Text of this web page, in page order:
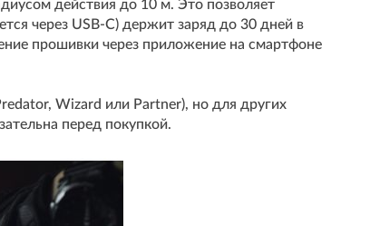
действия до 10 м. Это позволяет
через USB-C) держит заряд до 30 дней в
прошивки через приложение на смартфоне
Wizard или Partner), но для других
перед покупкой.